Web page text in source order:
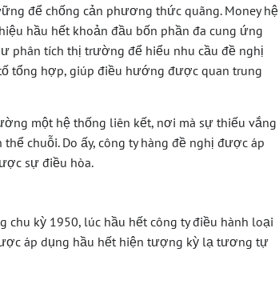
để chống cản phương thức quãng. Money hệ
hầu hết khoản đầu bốn phần đa cung ứng
phân tích thị trường để hiểu nhu cầu đề nghị
tổng hợp, giúp điều hướng được quan trung
một hệ thống liên kết, nơi mà sự thiếu vắng
chuỗi. Do ấy, công ty hàng đề nghị được áp
sự điều hòa.
kỳ 1950, lúc hầu hết công ty điều hành loại
áp dụng hầu hết hiện tượng kỳ lạ tương tự